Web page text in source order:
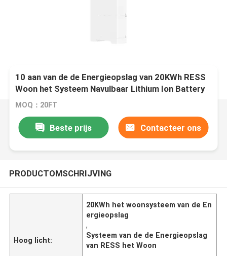
10 aan van de de Energieopslag van 20KWh RESS
Woon het Systeem Navulbaar Lithium Ion Battery
Pack
MOQ：20FT
Beste prijs Contacteer ons
PRODUCTOMSCHRIJVING
Hoog licht:
20KWh het woonsysteem van de En
ergieopslag
,
Systeem van de de Energieopslag
van RESS het Woon